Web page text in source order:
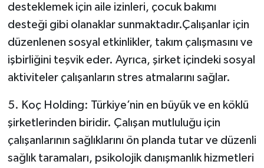
desteklemek için aile izinleri, çocuk bakımı
desteği gibi olanaklar sunmaktadır.Çalışanlar için
düzenlenen sosyal etkinlikler, takım çalışmasını ve
işbirliğini teşvik eder. Ayrıca, şirket içindeki sosyal
aktiviteler çalışanların stres atmalarını sağlar.
5. Koç Holding: Türkiye’nin en büyük ve en köklü
şirketlerinden biridir. Çalışan mutluluğu için
çalışanlarının sağlıklarını ön planda tutar ve düzenli
sağlık taramaları, psikolojik danışmanlık hizmetleri